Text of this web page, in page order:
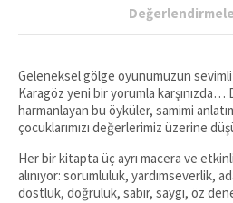
Geleneksel gölge oyunumuzun
Karagöz yeni bir yorumla
harmanlayan bu öyküler, samimi
çocuklarımızı değerlerimiz üzerine
Her bir kitapta üç ayrı macera ve
alınıyor: sorumluluk, yardımseverlik,
dostluk, doğruluk, sabır, saygı, öz